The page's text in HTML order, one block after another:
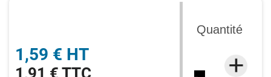
1,59 € HT
Quantité